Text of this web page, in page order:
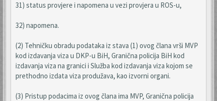
31) status provjere i napomena u vezi provjera u ROS-u,
32) napomena.
(2) Tehničku obradu podataka iz stava (1) ovog člana vrši MVP
kod izdavanja viza u DKP-u BiH, Granična policija BiH kod
izdavanja viza na granici i Služba kod izdavanja viza kojom se
prethodno izdata viza produžava, kao izvorni organi.
(3) Pristup podacima iz ovog člana ima MVP, Granična policija